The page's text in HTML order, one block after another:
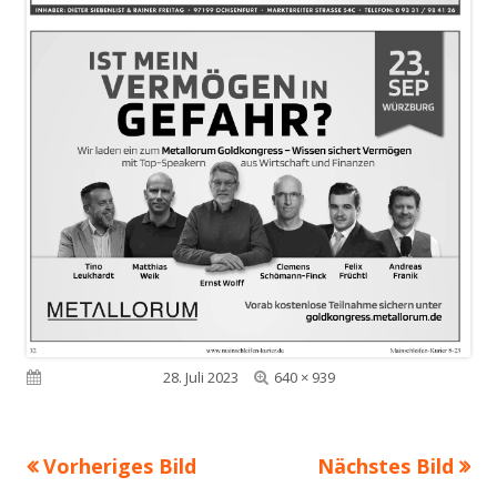
Veröffentlicht am28. Juli 2023
Volle
640 × 939
Vorheriges Bild Nächstes Bild